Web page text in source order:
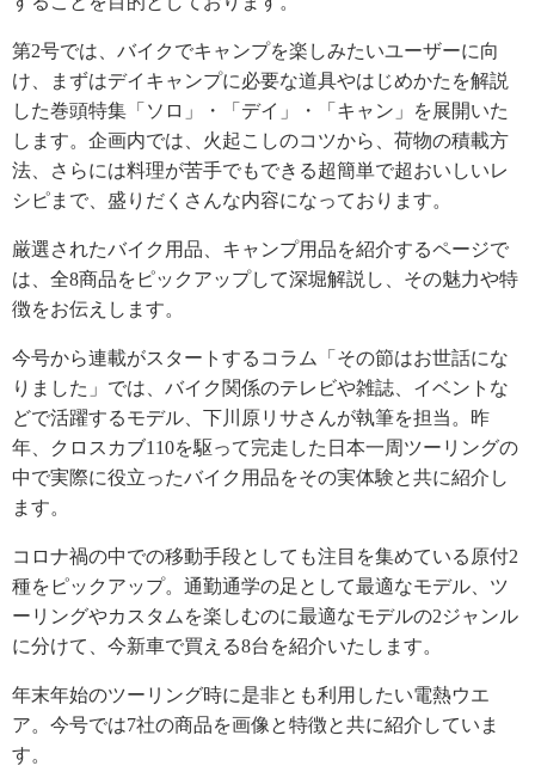
第2号では、バイクでキャンプを楽しみたいユーザーに向
け、まずはデイキャンプに必要な道具やはじめかたを解説
した巻頭特集「ソロ」・「デイ」・「キャン」を展開いた
します。企画内では、火起こしのコツから、荷物の積載方
法、さらには料理が苦手でもできる超簡単で超おいしいレ
シピまで、盛りだくさんな内容になっております。
厳選されたバイク用品、キャンプ用品を紹介するページで
は、全8商品をピックアップして深堀解説し、その魅力や特
徴をお伝えします。
今号から連載がスタートするコラム「その節はお世話にな
りました」では、バイク関係のテレビや雑誌、イベントな
どで活躍するモデル、下川原リサさんが執筆を担当。昨
年、クロスカブ110を駆って完走した日本一周ツーリングの
中で実際に役立ったバイク用品をその実体験と共に紹介し
ます。
コロナ禍の中での移動手段としても注目を集めている原付2
種をピックアップ。通勤通学の足として最適なモデル、ツ
ーリングやカスタムを楽しむのに最適なモデルの2ジャンル
に分けて、今新車で買える8台を紹介いたします。
年末年始のツーリング時に是非とも利用したい電熱ウエ
ア。今号では7社の商品を画像と特徴と共に紹介していま
す。